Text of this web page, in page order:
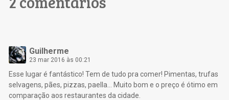
Guilherme
23 mar 2016 às 00:21
Esse lugar é fantástico! Tem de tudo pra comer! Pimentas, trufas
selvagens, pães, pizzas, paella… Muito bom e o preço é ótimo em
comparação aos restaurantes da cidade.